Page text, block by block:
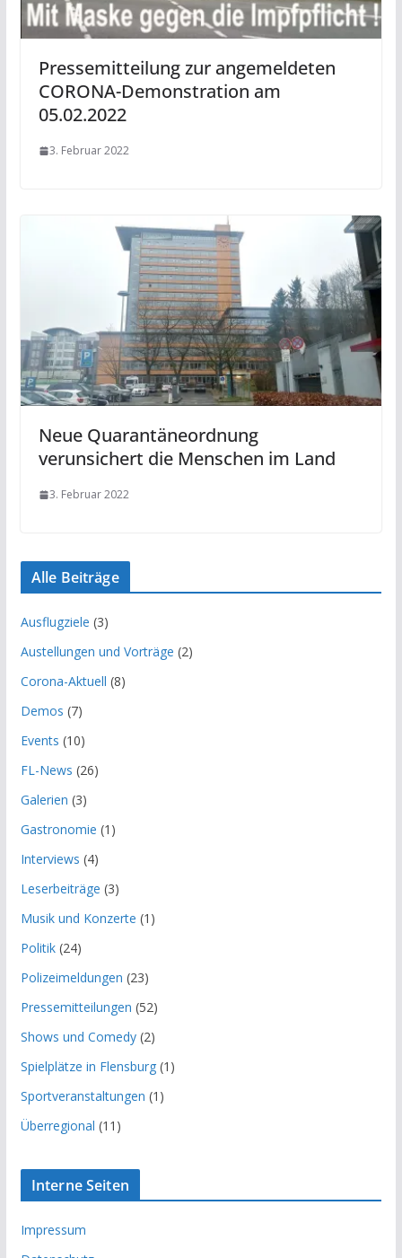
Pressemitteilung zur angemeldeten
CORONA-Demonstration am
05.02.2022
3. Februar 2022
Neue Quarantäneordnung
verunsichert die Menschen im Land
3. Februar 2022
Alle Beiträge
Ausflugziele (3)
Austellungen und Vorträge (2)
Corona-Aktuell (8)
Demos (7)
Events (10)
FL-News (26)
Galerien (3)
Gastronomie (1)
Interviews (4)
Leserbeiträge (3)
Musik und Konzerte (1)
Politik(24)
Polizeimeldungen (23)
Pressemitteilungen (52)
Shows und Comedy(2)
Spielplätze in Flensburg(1)
Sportveranstaltungen (1)
Überregional (11)
Interne Seiten
Impressum